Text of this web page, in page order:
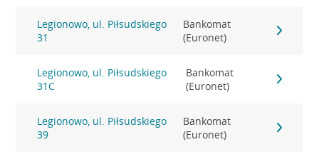
Legionowo, ul. Piłsudskiego
31
Bankomat
(Euronet)
Legionowo, ul. Piłsudskiego
31C
Bankomat
(Euronet)
Legionowo, ul. Piłsudskiego
39
Bankomat
(Euronet)